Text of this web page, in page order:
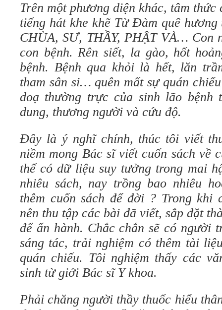
Trên một phương diện khác, tâm
tiếng hát khe khẽ Từ Đàm quê
CHÙA, SƯ, THẦY, PHẬT VÀ… Con
con bệnh. Rên siết, la gào, hốt
bệnh. Bệnh qua khỏi là hết, lăn
tham sân si… quên mất sự quán
doạ thường trực của sinh lão bệnh
dung, thương người và cứu độ.
Đây là ý nghĩ chính, thúc tôi viết
niềm mong Bác sĩ viết cuốn sách về
thế có dữ liệu suy tưởng trong mai
nhiêu sách, nay trồng bao nhiêu
thêm cuốn sách để đời ? Trong khi
nên thu tập các bài đã viết, sắp đặt
để ấn hành. Chắc chắn sẽ có người
sáng tác, trải nghiệm có thêm tài
quán chiếu. Tôi nghiệm thấy các
sinh từ giới Bác sĩ Y khoa.
Phải chăng người thầy thuốc hiểu